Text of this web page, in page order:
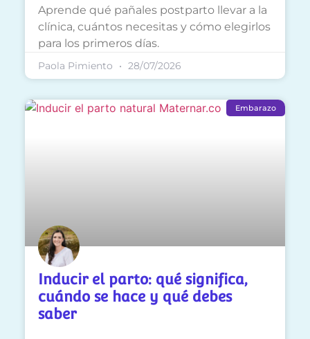
Aprende qué pañales postparto llevar a la
clínica, cuántos necesitas y cómo elegirlos
para los primeros días.
Paola Pimiento 28/07/2026
Embarazo
Inducir el parto: qué significa,
cuándo se hace y qué debes
saber